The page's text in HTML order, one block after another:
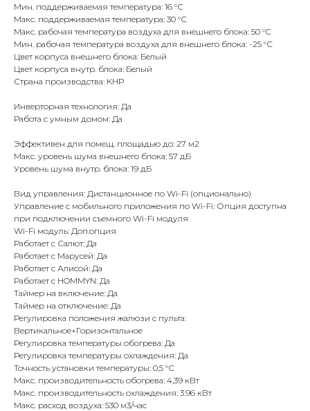
Мин. поддерживаемая температура: 16 °С
Макс. поддерживаемая температура: 30 °С
Макс. рабочая температура воздуха для внешнего блока: 50 °С
Мин. рабочая температура воздуха для внешнего блока: -25 °С
Цвет корпуса внешнего блока: Белый
Цвет корпуса внутр. блока: Белый
Страна производства: КНР
Инверторная технология: Да
Работа с умным домом: Да
Эффективен для помещ. площадью до: 27 м2
Макс. уровень шума внешнего блока: 57 дБ
Уровень шума внутр. блока: 19 дБ
Вид управления: Дистанционное по Wi-Fi (опционально)
Управление c мобильного приложения по Wi-Fi: Опция доступна
при подключении съемного Wi-Fi модуля
Wi-Fi модуль: Доп.опция
Работает с Салют: Да
Работает с Марусей: Да
Работает с Алисой: Да
Работает с HOMMYN: Да
Таймер на включение: Да
Таймер на отключение: Да
Регулировка положения жалюзи с пульта:
Вертикальное+Горизонтальное
Регулировка температуры обогрева: Да
Регулировка температуры охлаждения: Да
Точность установки температуры: 0,5 °С
Макс. производительность обогрева: 4,39 кВт
Макс. производительность охлаждения: 3.96 кВт
Макс. расход воздуха: 530 м3/час